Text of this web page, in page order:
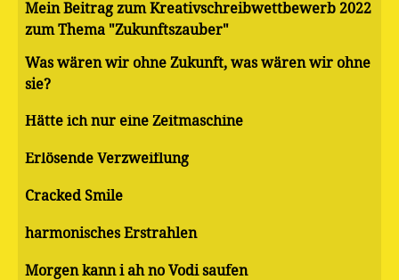
Mein Beitrag zum Kreativschreibwettbewerb 2022
zum Thema "Zukunftszauber"
Was wären wir ohne Zukunft, was wären wir ohne
sie?
Hätte ich nur eine Zeitmaschine
Erlösende Verzweiflung
Cracked Smile
harmonisches Erstrahlen
Morgen kann i ah no Vodi saufen